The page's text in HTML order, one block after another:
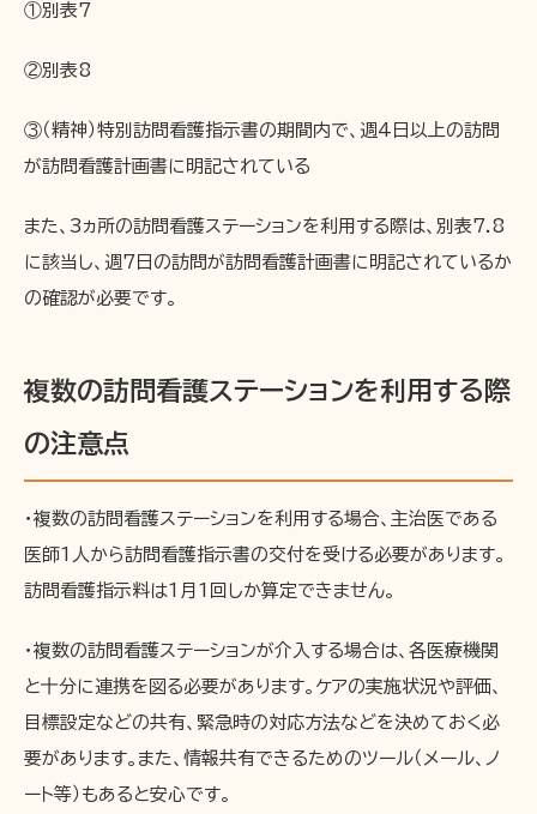
①別表7
②別表8
③（精神）特別訪問看護指示書の期間内で、週4日以上の訪問
が訪問看護計画書に明記されている
また、3ヵ所の訪問看護ステーションを利用する際は、別表7.8
に該当し、週7日の訪問が訪問看護計画書に明記されているか
の確認が必要です。
複数の訪問看護ステーションを利用する際
の注意点
・複数の訪問看護ステーションを利用する場合、主治医である
医師1人から訪問看護指示書の交付を受ける必要があります。
訪問看護指示料は1月1回しか算定できません。
・複数の訪問看護ステーションが介入する場合は、各医療機関
と十分に連携を図る必要があります。ケアの実施状況や評価、
目標設定などの共有、緊急時の対応方法などを決めておく必
要があります。また、情報共有できるためのツール（メール、ノ
ート等）もあると安心です。